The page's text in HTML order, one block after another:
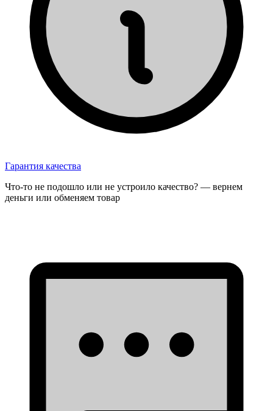
Гарантия качества
Что-то не подошло или не устроило качество? — вернем
деньги или обменяем товар